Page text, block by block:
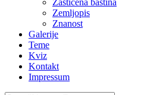
Zaštićena baština
Zemljopis
Znanost
Galerije
Teme
Kviz
Kontakt
Impressum